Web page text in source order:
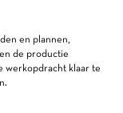
en plannen,
de productie
werkopdracht klaar te